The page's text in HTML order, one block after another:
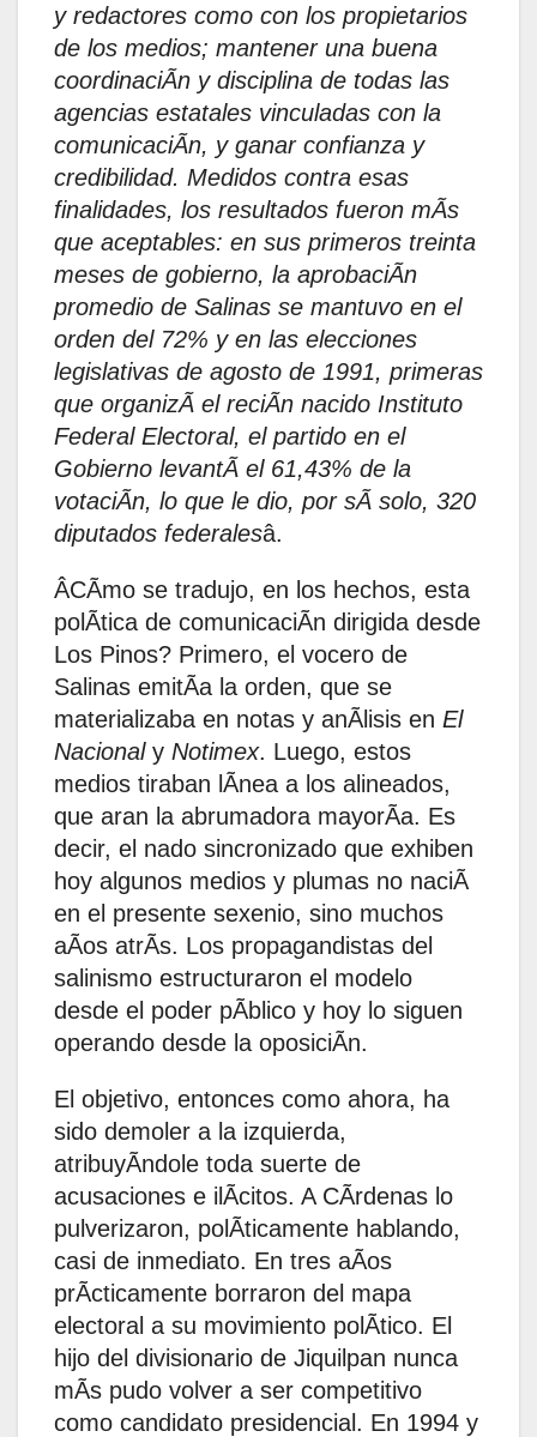
y redactores como con los propietarios
de los medios; mantener una buena
coordinaciÃn y disciplina de todas las
agencias estatales vinculadas con la
comunicaciÃn, y ganar confianza y
credibilidad. Medidos contra esas
finalidades, los resultados fueron mÃs
que aceptables: en sus primeros treinta
meses de gobierno, la aprobaciÃn
promedio de Salinas se mantuvo en el
orden del 72% y en las elecciones
legislativas de agosto de 1991, primeras
que organizÃ el reciÃn nacido Instituto
Federal Electoral, el partido en el
Gobierno levantÃ el 61,43% de la
votaciÃn, lo que le dio, por sÃ solo, 320
diputados federalesâ.
ÂCÃmo se tradujo, en los hechos, esta
polÃtica de comunicaciÃn dirigida desde
Los Pinos? Primero, el vocero de
Salinas emitÃa la orden, que se
materializaba en notas y anÃlisis en El
Nacionaly Notimex. Luego, estos
medios tiraban lÃnea a los alineados,
que aran la abrumadora mayorÃa. Es
decir, el nado sincronizado que exhiben
hoy algunos medios y plumas no naciÃ
en el presente sexenio, sino muchos
aÃos atrÃs. Los propagandistas del
salinismo estructuraron el modelo
desde el poder pÃblico y hoy lo siguen
operando desde la oposiciÃn.
El objetivo, entonces como ahora, ha
sido demoler a la izquierda,
atribuyÃndole toda suerte de
acusaciones e ilÃcitos. A CÃrdenas lo
pulverizaron, polÃticamente hablando,
casi de inmediato. En tres aÃos
prÃcticamente borraron del mapa
electoral a su movimiento polÃtico. El
hijo del divisionario de Jiquilpan nunca
mÃs pudo volver a ser competitivo
como candidato presidencial. En 1994 y